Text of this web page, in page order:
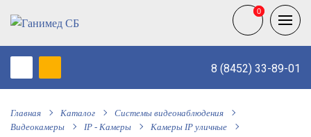
8 (8452) 33-89-01
0
0
Главная Каталог
Системы видеонаблюдения
Видеокамеры
IP - Камеры
Камеры IP уличные